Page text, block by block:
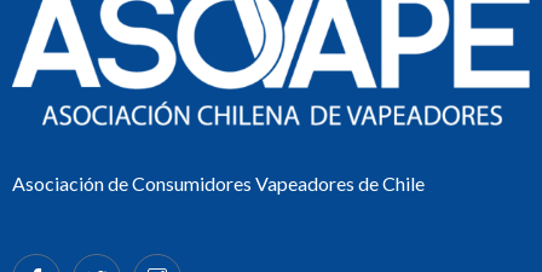
Asociación de Consumidores Vapeadores de Chile